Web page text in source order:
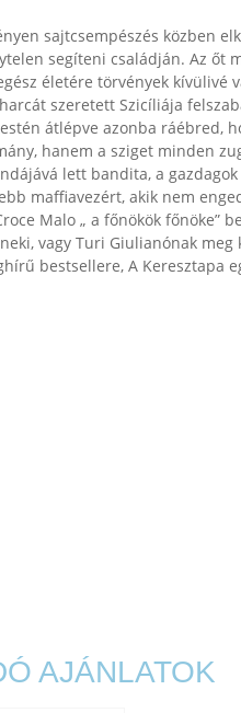
sajtcsempészés közben
segíteni családján. Az őt
életére törvények kívülivé
szeretett Szicíliája
átlépve azonba ráébred,
hanem a sziget minden
lett bandita, a
maffiavezért, akik nem
Malo „ a főnökök főnöke”
vagy Turi Giulianónak meg
bestsellere, A Keresztapa
AJÁNLATOK